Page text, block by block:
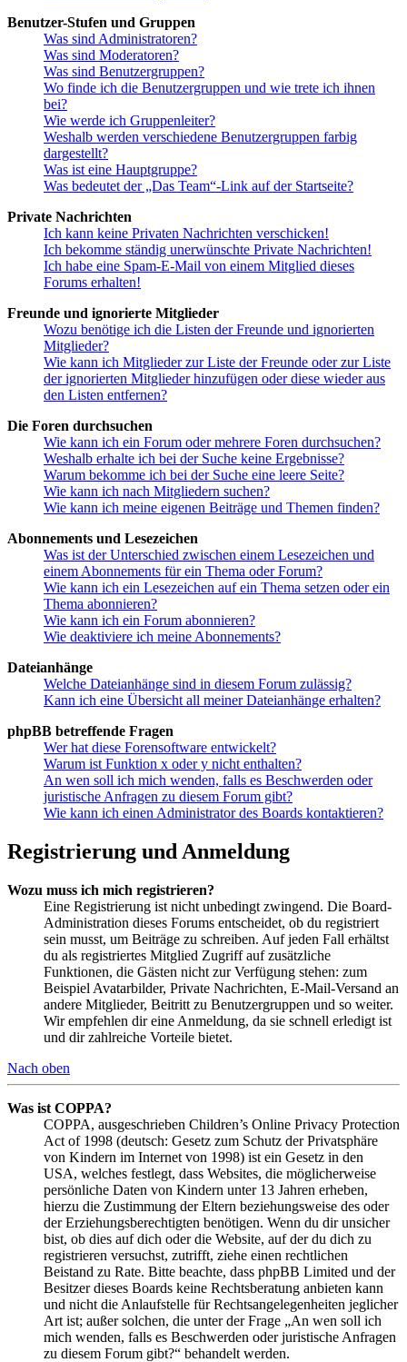
Benutzer-Stufen und Gruppen
Was sind Administratoren?
Was sind Moderatoren?
Was sind Benutzergruppen?
Wo finde ich die Benutzergruppen und wie trete ich ihnen
bei?
Wie werde ich Gruppenleiter?
Weshalb werden verschiedene Benutzergruppen farbig
dargestellt?
Was ist eine Hauptgruppe?
Was bedeutet der „Das Team“-Link auf der Startseite?
Private Nachrichten
Ich kann keine Privaten Nachrichten verschicken!
Ich bekomme ständig unerwünschte Private Nachrichten!
Ich habe eine Spam-E-Mail von einem Mitglied dieses
Forums erhalten!
Freunde und ignorierte Mitglieder
Wozu benötige ich die Listen der Freunde und ignorierten
Mitglieder?
Wie kann ich Mitglieder zur Liste der Freunde oder zur Liste
der ignorierten Mitglieder hinzufügen oder diese wieder aus
den Listen entfernen?
Die Foren durchsuchen
Wie kann ich ein Forum oder mehrere Foren durchsuchen?
Weshalb erhalte ich bei der Suche keine Ergebnisse?
Warum bekomme ich bei der Suche eine leere Seite?
Wie kann ich nach Mitgliedern suchen?
Wie kann ich meine eigenen Beiträge und Themen finden?
Abonnements und Lesezeichen
Was ist der Unterschied zwischen einem Lesezeichen und
einem Abonnements für ein Thema oder Forum?
Wie kann ich ein Lesezeichen auf ein Thema setzen oder ein
Thema abonnieren?
Wie kann ich ein Forum abonnieren?
Wie deaktiviere ich meine Abonnements?
Dateianhänge
Welche Dateianhänge sind in diesem Forum zulässig?
Kann ich eine Übersicht all meiner Dateianhänge erhalten?
phpBB betreffende Fragen
Wer hat diese Forensoftware entwickelt?
Warum ist Funktion x oder y nicht enthalten?
An wen soll ich mich wenden, falls es Beschwerden oder
juristische Anfragen zu diesem Forum gibt?
Wie kann ich einen Administrator des Boards kontaktieren?
Registrierung und Anmeldung
Wozu muss ich mich registrieren?
Eine Registrierung ist nicht unbedingt zwingend. Die Board-
Administration dieses Forums entscheidet, ob du registriert
sein musst, um Beiträge zu schreiben. Auf jeden Fall erhältst
du als registriertes Mitglied Zugriff auf zusätzliche
Funktionen, die Gästen nicht zur Verfügung stehen: zum
Beispiel Avatarbilder, Private Nachrichten, E-Mail-Versand an
andere Mitglieder, Beitritt zu Benutzergruppen und so weiter.
Wir empfehlen dir eine Anmeldung, da sie schnell erledigt ist
und dir zahlreiche Vorteile bietet.
Nach oben
Was ist COPPA?
COPPA, ausgeschrieben Children’s Online Privacy Protection
Act of 1998 (deutsch: Gesetz zum Schutz der Privatsphäre
von Kindern im Internet von 1998) ist ein Gesetz in den
USA, welches festlegt, dass Websites, die möglicherweise
persönliche Daten von Kindern unter 13 Jahren erheben,
hierzu die Zustimmung der Eltern beziehungsweise des oder
der Erziehungsberechtigten benötigen. Wenn du dir unsicher
bist, ob dies auf dich oder die Website, auf der du dich zu
registrieren versuchst, zutrifft, ziehe einen rechtlichen
Beistand zu Rate. Bitte beachte, dass phpBB Limited und der
Besitzer dieses Boards keine Rechtsberatung anbieten kann
und nicht die Anlaufstelle für Rechtsangelegenheiten jeglicher
Art ist; außer solchen, die unter der Frage „An wen soll ich
mich wenden, falls es Beschwerden oder juristische Anfragen
zu diesem Forum gibt?“ behandelt werden.